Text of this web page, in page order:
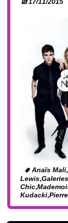
17/11/2015
Anaïs Mali,
Lewis,
Chic,
Kudacki,